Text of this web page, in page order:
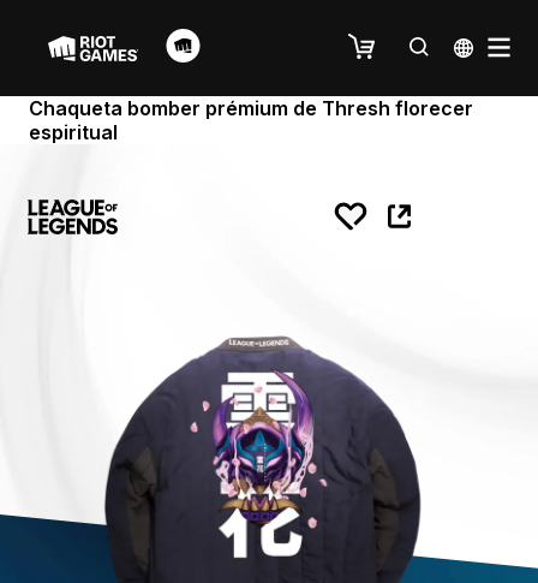
Chaqueta bomber prémium de Thresh florecer
espiritual